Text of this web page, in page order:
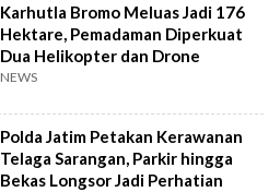
Karhutla Bromo Meluas Jadi 176
Hektare, Pemadaman Diperkuat
Dua Helikopter dan Drone
NEWS
Polda Jatim Petakan Kerawanan
Telaga Sarangan, Parkir hingga
Bekas Longsor Jadi Perhatian